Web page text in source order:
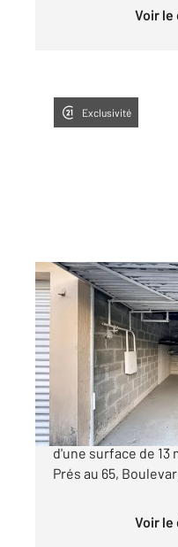
Voir
Exclusivité
FRESNES 94
12 m
Ref : 9784
Parking à
23
CENTURY 21
d'une surface de 13
Prés au 65,
Voir